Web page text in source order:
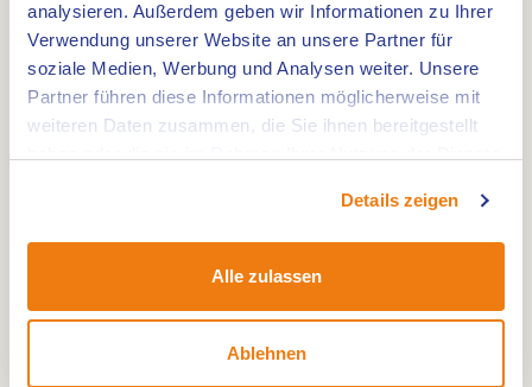
analysieren. Außerdem geben wir Informationen zu Ihrer
Verwendung unserer Website an unsere Partner für
soziale Medien, Werbung und Analysen weiter. Unsere
Partner führen diese Informationen möglicherweise mit
weiteren Daten zusammen, die Sie ihnen bereitgestellt
Details zeigen
Alle zulassen
Ablehnen
Natürlich können Sie auch eine Tasse Kaffee
trinken kommen.
Blond und Blond liegt an einem der schönsten
anlegen. Sie haben einen Blick auf die
Steinbrücke aus dem 17. Jahrhundert und auf der
anderen Seite können Sie den alten Vorort St.